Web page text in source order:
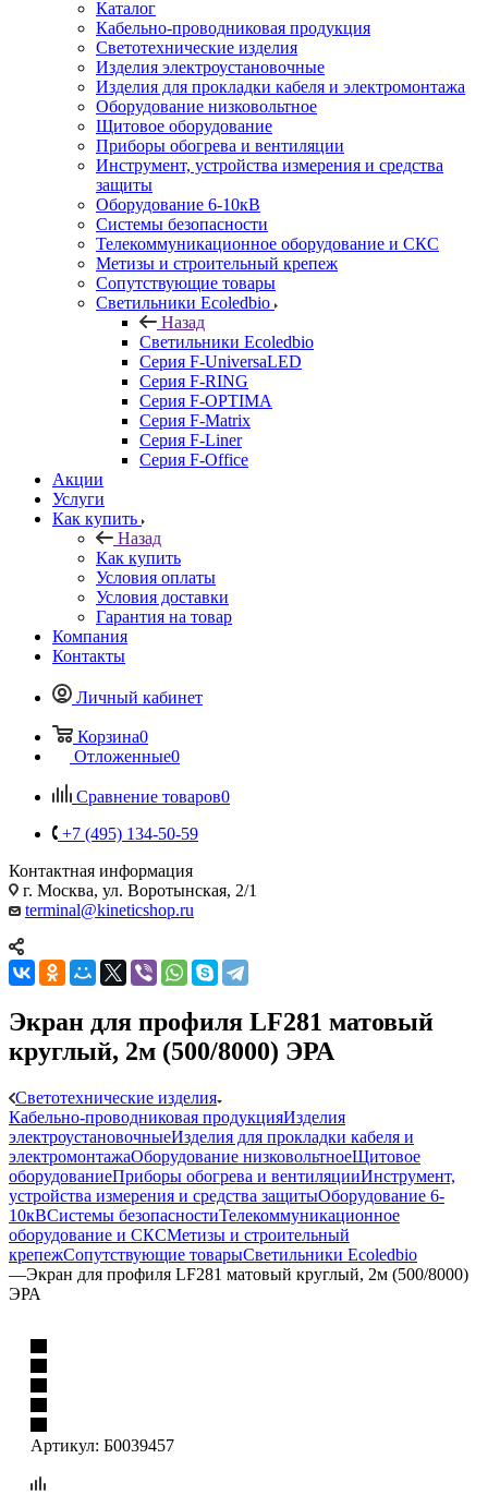
Каталог
Кабельно-проводниковая продукция
Светотехнические изделия
Изделия электроустановочные
Изделия для прокладки кабеля и электромонтажа
Оборудование низковольтное
Щитовое оборудование
Приборы обогрева и вентиляции
Инструмент, устройства измерения и средства
защиты
Оборудование 6-10кВ
Системы безопасности
Телекоммуникационное оборудование и СКС
Метизы и строительный крепеж
Сопутствующие товары
Светильники Ecoledbio
Назад
Светильники Ecoledbio
Серия F-UniversaLED
Серия F-RING
Серия F-OPTIMA
Серия F-Matrix
Серия F-Liner
Серия F-Office
Акции
Услуги
Как купить
Назад
Как купить
Условия оплаты
Условия доставки
Гарантия на товар
Компания
Контакты
Личный кабинет
Корзина0
Отложенные0
Сравнение товаров0
+7 (495) 134-50-59
Контактная информация
г. Москва, ул. Воротынская, 2/1
terminal@kineticshop.ru
Экран для профиля LF281 матовый
круглый, 2м (500/8000) ЭРА
Светотехнические изделия
Кабельно-проводниковая продукцияИзделия
электроустановочныеИзделия для прокладки кабеля и
электромонтажаОборудование низковольтноеЩитовое
оборудованиеПриборы обогрева и вентиляцииИнструмент,
устройства измерения и средства защитыОборудование 6-
10кВСистемы безопасностиТелекоммуникационное
оборудование и СКСМетизы и строительный
крепежСопутствующие товарыСветильники Ecoledbio
—Экран для профиля LF281 матовый круглый, 2м (500/8000)
ЭРА
Артикул: Б0039457